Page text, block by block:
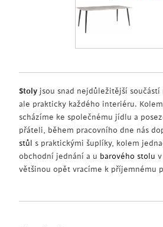
Stoly jsou snad nejdůležitější
ale prakticky každého interiéru. Kolem
scházíme ke společnému jídlu a
přáteli, během pracovního dne nás
stůl s praktickými šuplíky, kolem
obchodní jednání a u barového stolu
většinou opět vracíme k příjemnému